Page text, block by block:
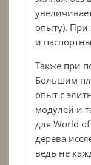
опыту). При
и
Также при
Большим
опыт с
модулей и
для World
дерева
ведь не